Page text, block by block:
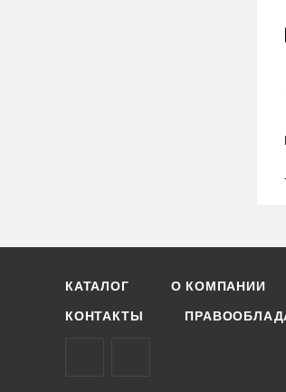
КАТАЛОГ О КОМПАНИИ
КОНТАКТЫ